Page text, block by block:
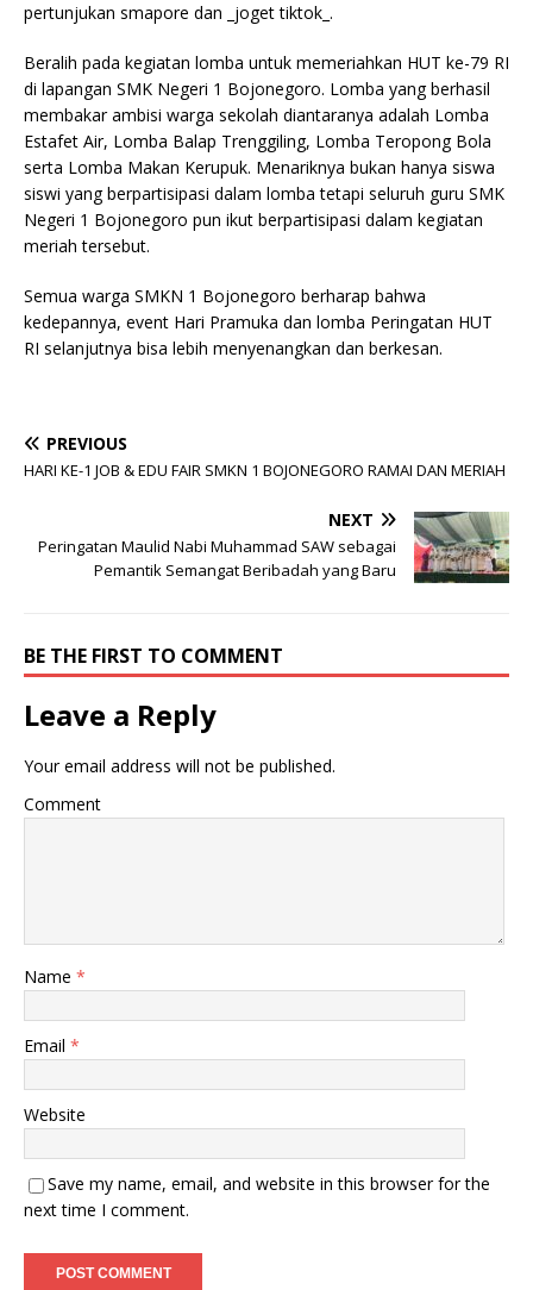
pertunjukan smapore dan _joget tiktok_.
Beralih pada kegiatan lomba untuk memeriahkan HUT ke-79 RI
di lapangan SMK Negeri 1 Bojonegoro. Lomba yang berhasil
membakar ambisi warga sekolah diantaranya adalah Lomba
Estafet Air, Lomba Balap Trenggiling, Lomba Teropong Bola
serta Lomba Makan Kerupuk. Menariknya bukan hanya siswa
siswi yang berpartisipasi dalam lomba tetapi seluruh guru SMK
Negeri 1 Bojonegoro pun ikut berpartisipasi dalam kegiatan
meriah tersebut.
Semua warga SMKN 1 Bojonegoro berharap bahwa
kedepannya, event Hari Pramuka dan lomba Peringatan HUT
RI selanjutnya bisa lebih menyenangkan dan berkesan.
PREVIOUS
HARI KE-1 JOB & EDU FAIR SMKN 1 BOJONEGORO RAMAI DAN MERIAH
NEXT
Peringatan Maulid Nabi Muhammad SAW sebagai
Pemantik Semangat Beribadah yang Baru
BE THE FIRST TO COMMENT
Leave a Reply
Your email address will not be published.
Comment
Name *
Email *
Website
Save my name, email, and website in this browser for the
next time I comment.